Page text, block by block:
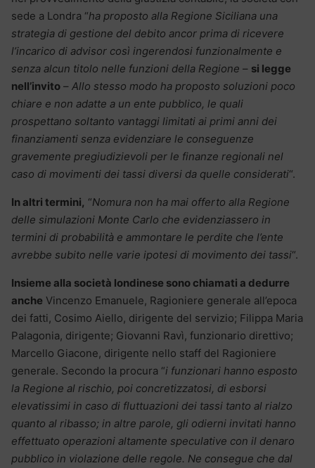
sede a Londra “ha proposto alla Regione Siciliana una
strategia di gestione del debito ancor prima di ricevere
l’incarico di advisor così ingerendosi funzionalmente e
senza alcun titolo nelle funzioni della Regione – si legge
nell’invito – Allo stesso modo ha proposto soluzioni poco
chiare e non adatte a un ente pubblico, le quali
prospettano soltanto vantaggi limitati ai primi anni dei
finanziamenti senza evidenziare le conseguenze
gravemente pregiudizievoli per le finanze regionali nel
caso di movimenti dei tassi diversi da quelle considerati“.
In altri termini, “Nomura non ha mai offerto alla Regione
delle simulazioni Monte Carlo che evidenziassero in
termini di probabilità e ammontare le perdite che l’ente
avrebbe subito nelle varie ipotesi di movimento dei tassi“.
Insieme alla società londinese sono chiamati a dedurre
anche Vincenzo Emanuele, Ragioniere generale all’epoca
dei fatti, Cosimo Aiello, dirigente del servizio; Filippa Maria
Palagonia, dirigente; Giovanni Ravì, funzionario direttivo;
Marcello Giacone, dirigente nello staff del Ragioniere
generale. Secondo la procura “i funzionari hanno esposto
la Regione al rischio, poi concretizzatosi, di esborsi
elevatissimi in caso di fluttuazioni dei tassi tanto al rialzo
quanto al ribasso; in altre parole, gli odierni invitati hanno
effettuato operazioni altamente speculative con il denaro
pubblico in violazione delle regole. Ne consegue che dal